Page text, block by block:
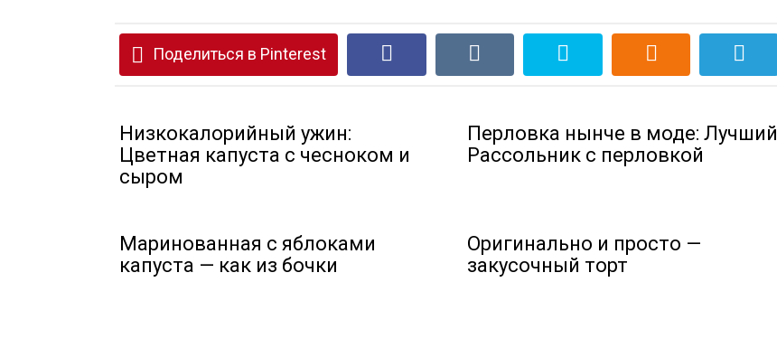
Поделиться в Pinterest
Низкокалорийный ужин:
Цветная капуста с чесноком и
сыром
Перловка нынче в моде: Лучший
Рассольник с перловкой
Маринованная с яблоками
капуста — как из бочки
Оригинально и просто —
закусочный торт